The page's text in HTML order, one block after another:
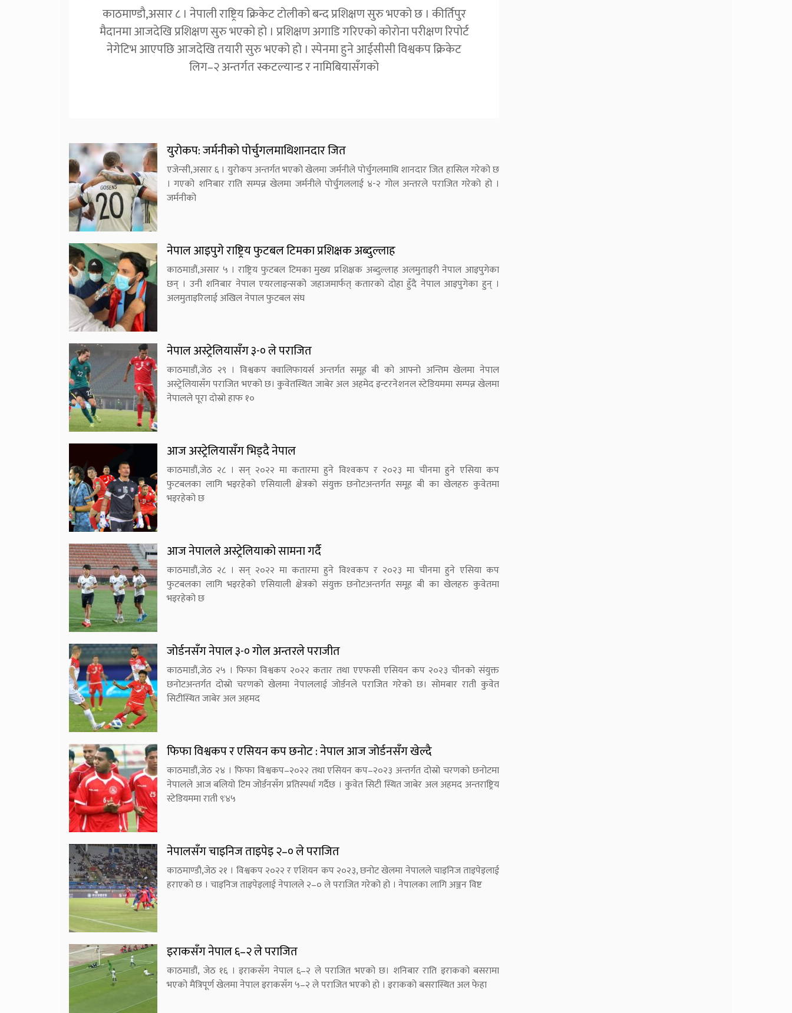
काठमाण्डौ,असार ८ । नेपाली राष्ट्रिय क्रिकेट टोलीको बन्द प्रशिक्षण सुरु भएको छ । कीर्तिपुर
मैदानमा आजदेखि प्रशिक्षण सुरु भएको हो । प्रशिक्षण अगाडि गरिएको कोरोना परीक्षण रिपोर्ट
नेगेटिभ आएपछि आजदेखि तयारी सुरु भएको हो । स्पेनमा हुने आईसीसी विश्वकप क्रिकेट
लिग–२ अन्तर्गत स्कटल्यान्ड र नामिबियासँगको
युरोकप: जर्मनीको पोर्चुगलमाथिशानदार जित
एजेन्सी,असार ६ । युरोकप अन्तर्गत भएको खेलमा जर्मनीले पोर्चुगलमाथि शानदार जित हासिल गरेको छ
। गएको शनिबार राति सम्पन्न खेलमा जर्मनीले पोर्चुगललाई ४-२ गोल अन्तरले पराजित गरेको हो ।
जर्मनीको
नेपाल आइपुगे राष्ट्रिय फुटबल टिमका प्रशिक्षक अब्दुल्लाह
काठमाडौं,असार ५ । राष्ट्रिय फुटबल टिमका मुख्य प्रशिक्षक अब्दुल्लाह अलमुताइरी नेपाल आइपुगेका
छन् । उनी शनिबार नेपाल एयरलाइन्सको जहाजमार्फत् कतारको दोहा हुँदै नेपाल आइपुगेका हुन् ।
अलमुताइरिलाई अखिल नेपाल फुटबल संघ
नेपाल अस्ट्रेलियासँग ३-० ले पराजित
काठमाडौं,जेठ २९ । विश्वकप क्वालिफायर्स अन्तर्गत समूह बी को आफ्नो अन्तिम खेलमा नेपाल
अस्ट्रेलियासँग पराजित भएको छ। कुवेतस्थित जाबेर अल अहमेद इन्टरनेशनल स्टेडियममा सम्पन्न खेलमा
नेपालले पूरा दोस्रो हाफ १०
आज अस्ट्रेलियासँग भिड्दै नेपाल
काठमाडौं,जेठ २८ । सन् २०२२ मा कतारमा हुने विश्‍वकप र २०२३ मा चीनमा हुने एसिया कप
फुटबलका लागि भइरहेको एसियाली क्षेत्रको संयुक्त छनोटअन्तर्गत समूह बी का खेलहरु कुवेतमा
भइरहेको छ
आज नेपालले अस्ट्रेलियाको सामना गर्दै
काठमाडौं,जेठ २८ । सन् २०२२ मा कतारमा हुने विश्‍वकप र २०२३ मा चीनमा हुने एसिया कप
फुटबलका लागि भइरहेको एसियाली क्षेत्रको संयुक्त छनोटअन्तर्गत समूह बी का खेलहरु कुवेतमा
भइरहेको छ
जोर्डनसँग नेपाल ३-० गोल अन्तरले पराजीत
काठमाडौं,जेठ २५ । फिफा विश्वकप २०२२ कतार तथा एएफसी एसियन कप २०२३ चीनको संयुक्त
छनोटअन्तर्गत दोस्रो चरणको खेलमा नेपाललाई जोर्डनले पराजित गरेको छ। सोमबार राती कुवेत
सिटीस्थित जाबेर अल अहमद
फिफा विश्वकप र एसियन कप छनोट : नेपाल आज जोर्डनसँग खेल्दै
काठमाडौं,जेठ २४ । फिफा विश्वकप–२०२२ तथा एसियन कप–२०२३ अन्तर्गत दोस्रो चरणको छनोटमा
नेपालले आज बलियो टिम जोर्डनसँग प्रतिस्पर्धा गर्दैछ । कुवेत सिटी स्थित जाबेर अल अहमद अन्तराष्ट्रिय
स्टेडियममा राती ९ः४५
नेपालसँग चाइनिज ताइपेइ २–० ले पराजित
काठमाण्डौ,जेठ २१ । विश्वकप २०२२ र एशियन कप २०२३, छनोट खेलमा नेपालले चाइनिज ताइपेइलाई
हराएको छ । चाइनिज ताइपेइलाई नेपालले २–० ले पराजित गरेको हो । नेपालका लागि अञ्जन विष्ट
इराकसँग नेपाल ६–२ ले पराजित
काठमाडौं, जेठ १६ । इराकसँग नेपाल ६–२ ले पराजित भएको छ। शनिबार राति इराकको बसरामा
भएको मैत्रिपूर्ण खेलमा नेपाल इराकसँग ५–२ ले पराजित भएको हो । इराकको बसरास्थित अल फेहा